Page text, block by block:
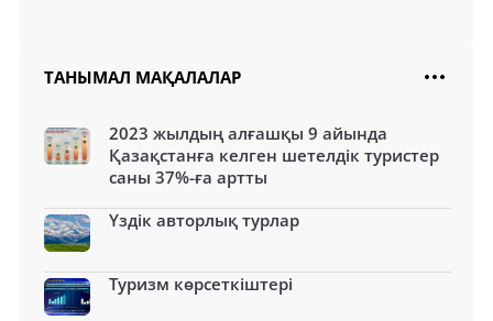
ТАНЫМАЛ МАҚАЛАЛАР
2023 жылдың алғашқы 9 айында
Қазақстанға келген шетелдік туристер
саны 37%-ға артты
Үздік авторлық турлар
Туризм көрсеткіштері